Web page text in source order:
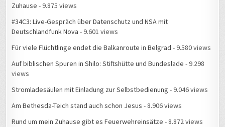
Zuhause - 9.875 views
#34C3: Live-Gespräch über Datenschutz und NSA mit
Deutschlandfunk Nova - 9.601 views
Für viele Flüchtlinge endet die Balkanroute in Belgrad - 9.580 views
Auf biblischen Spuren in Shilo: Stiftshütte und Bundeslade - 9.298
views
Stromladesäulen mit Einladung zur Selbstbedienung - 9.046 views
Am Bethesda-Teich stand auch schon Jesus - 8.906 views
Rund um mein Zuhause gibt es Feuerwehreinsätze - 8.872 views